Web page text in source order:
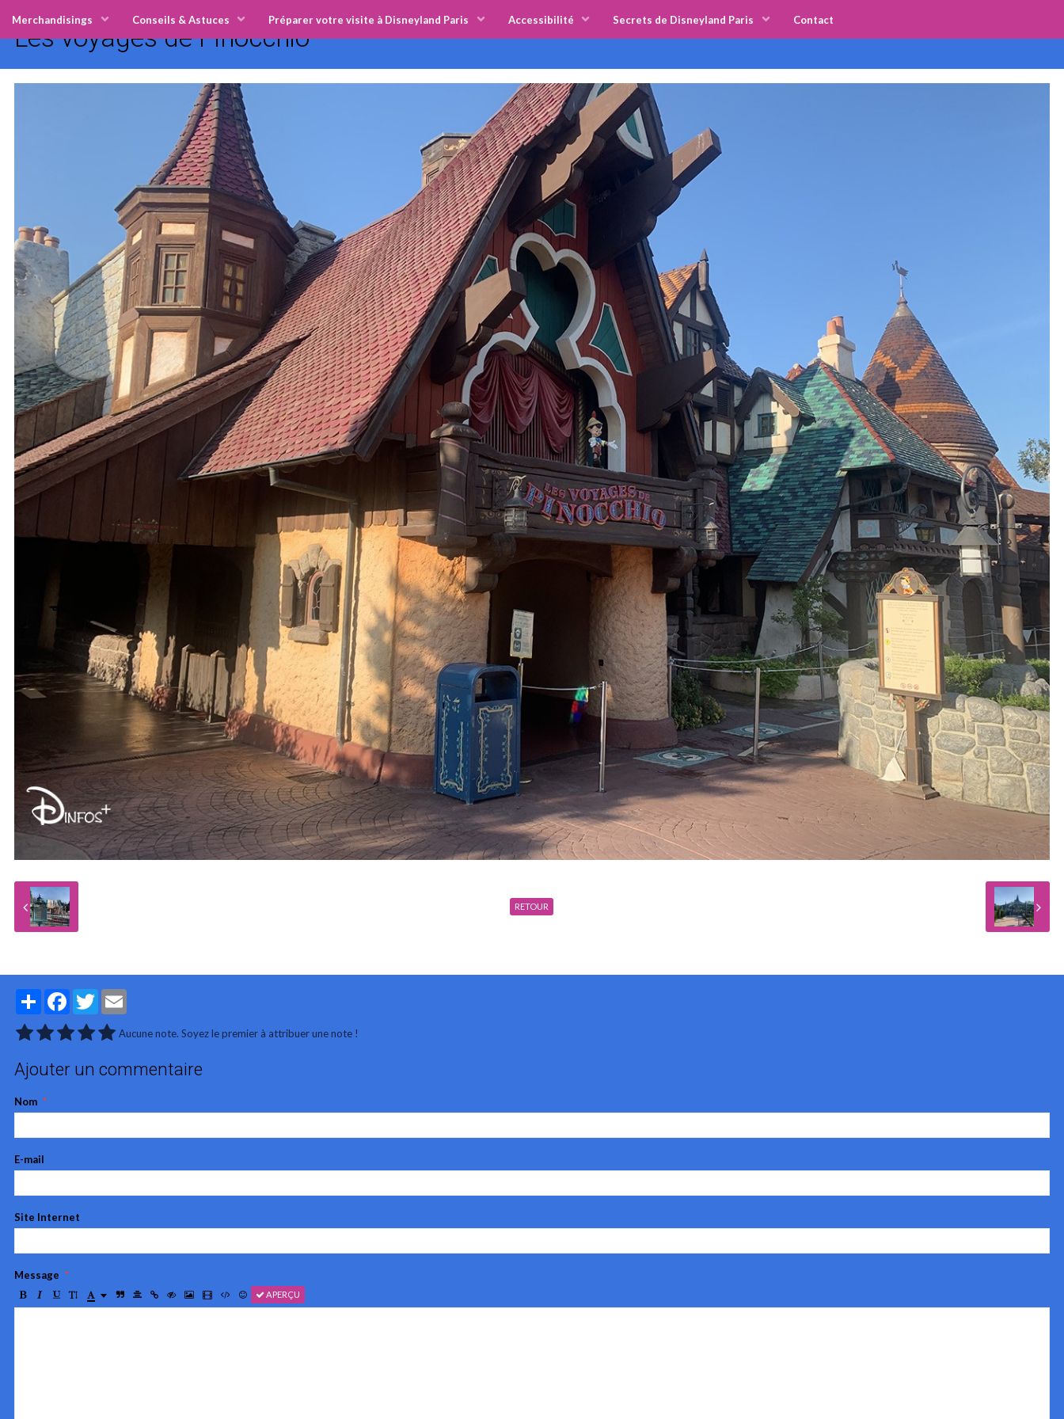
Merchandisings Conseils & Astuces Préparer votre visite à Disneyland Paris Accessibilité Secrets de Disneyland Paris Contact
Les voyages de Pinocchio
RETOUR
PartagerFacebookTwitter
Aucune note. Soyez le premier à attribuer une note !
Ajouter un commentaire
Nom
E-mail
Site Internet
Message
APERÇU